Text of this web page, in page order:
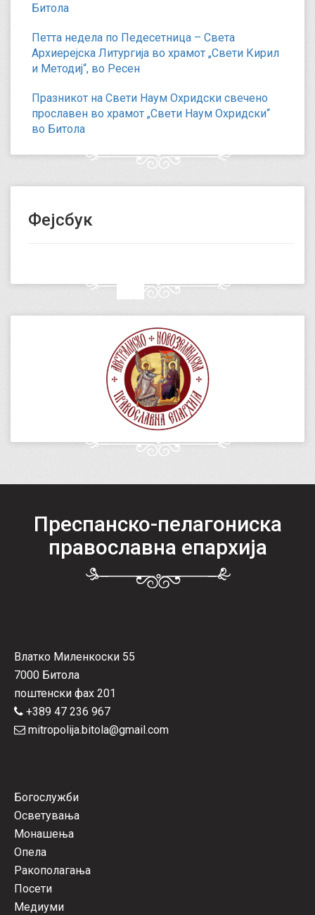
Битола
Петта недела по Педесетница – Света
Архиерејска Литургија во храмот „Свети Кирил
и Методиј“, во Ресен
Празникот на Свети Наум Охридски свечено
прославен во храмот „Свети Наум Охридски“
во Битола
Фејсбук
Преспанско-пелагониска
православна епархија
Влатко Миленкоски 55
7000 Битола
поштенски фах 201
+389 47 236 967
mitropolija.bitola@gmail.com
Богослужби
Осветувања
Монашења
Опела
Ракополагања
Посети
Медиуми